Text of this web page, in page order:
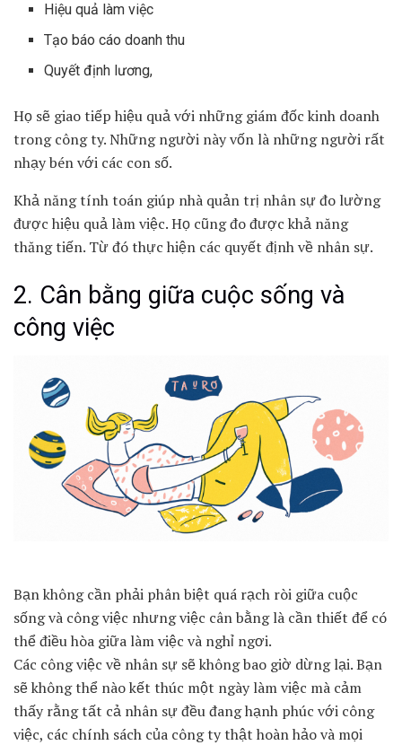
Hiệu quả làm việc
Tạo báo cáo doanh thu
Quyết định lương,
Họ sẽ giao tiếp hiệu quả với những giám đốc kinh doanh
trong công ty. Những người này vốn là những người rất
nhạy bén với các con số.
Khả năng tính toán giúp nhà quản trị nhân sự đo lường
được hiệu quả làm việc. Họ cũng đo được khả năng
thăng tiến. Từ đó thực hiện các quyết định về nhân sự.
2. Cân bằng giữa cuộc sống và
công việc
Bạn không cần phải phân biệt quá rạch ròi giữa cuộc
sống và công việc nhưng việc cân bằng là cần thiết để có
thể điều hòa giữa làm việc và nghỉ ngơi.
Các công việc về nhân sự sẽ không bao giờ dừng lại. Bạn
sẽ không thể nào kết thúc một ngày làm việc mà cảm
thấy rằng tất cả nhân sự đều đang hạnh phúc với công
việc, các chính sách của công ty thật hoàn hảo và mọi